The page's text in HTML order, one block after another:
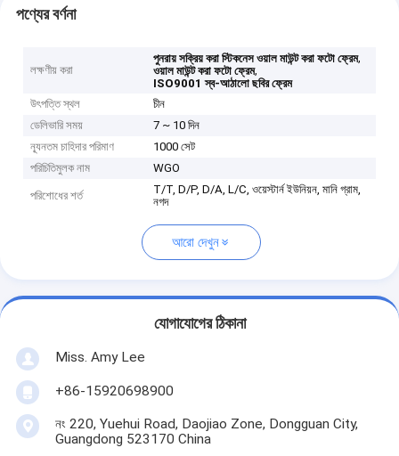
পণ্যের বর্ণনা
লক্ষণীয় করা
পুনরায় সক্রিয় করা স্টিকনেস ওয়াল মাউন্ট করা ফটো ফ্রেম,
ওয়াল মাউন্ট করা ফটো ফ্রেম,
ISO9001 স্ব-আঠালো ছবির ফ্রেম
উৎপত্তি স্থল
চীন
ডেলিভারি সময়
7 ~ 10 দিন
ন্যূনতম চাহিদার পরিমাণ
1000 সেট
পরিচিতিমুলক নাম
WGO
পরিশোধের শর্ত
T/T, D/P, D/A, L/C, ওয়েস্টার্ন ইউনিয়ন, মানি গ্রাম,
নগদ
আরো দেখুন
যোগাযোগের ঠিকানা
Miss. Amy Lee
+86-15920698900
নং 220, Yuehui Road, Daojiao Zone, Dongguan City,
Guangdong 523170 China